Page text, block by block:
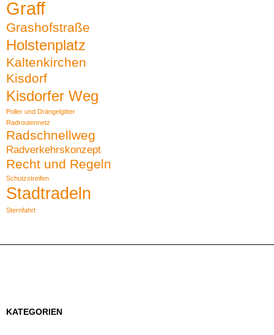
Graff
Grashofstraße
Holstenplatz
Kaltenkirchen
Kisdorf
Kisdorfer Weg
Poller und Drängelgitter
Radroutennetz
Radschnellweg
Radverkehrskonzept
Recht und Regeln
Schutzstreifen
Stadtradeln
Sternfahrt
KATEGORIEN